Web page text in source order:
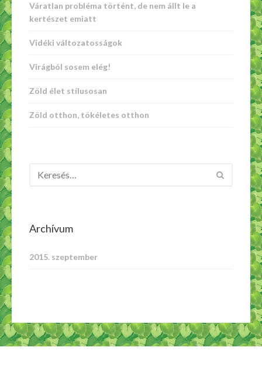
Váratlan probléma történt, de nem állt le a
kertészet emiatt
Vidéki változatosságok
Virágból sosem elég!
Zöld élet stílusosan
Zöld otthon, tökéletes otthon
Archívum
2015. szeptember